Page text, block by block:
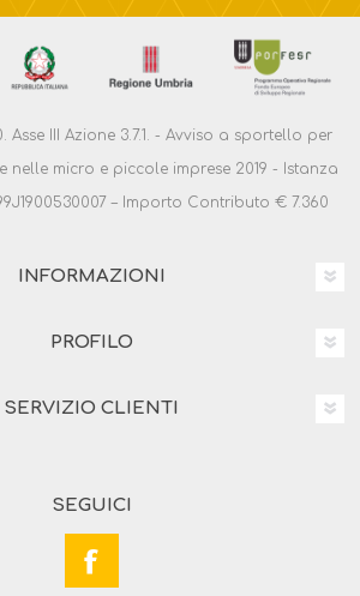
Asse III Azione 3.7.1. - Avviso a sportello per
nelle micro e piccole imprese 2019 - Istanza
– Importo Contributo € 7.360
INFORMAZIONI
PROFILO
SERVIZIO CLIENTI
SEGUICI